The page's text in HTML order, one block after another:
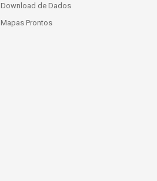
Download de Dados
Mapas Prontos